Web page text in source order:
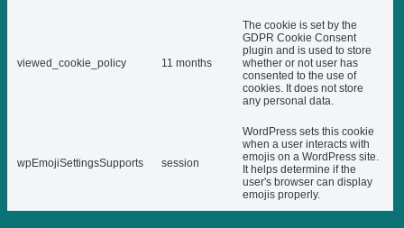
viewed_cookie_policy 11 months
The cookie is set by the
GDPR Cookie Consent
plugin and is used to store
whether or not user has
consented to the use of
cookies. It does not store
any personal data.
wpEmojiSettingsSupports session
WordPress sets this cookie
when a user interacts with
emojis on a WordPress site.
It helps determine if the
user's browser can display
emojis properly.